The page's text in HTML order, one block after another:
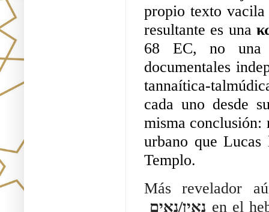
propio texto
resultante es una
68 EC, no una
documentales
tannaítica-
cada uno desde
misma
urbano que
Templo.
Más revelador
en el